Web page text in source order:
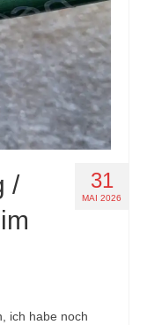
31
MAI 2026
/
ich habe noch